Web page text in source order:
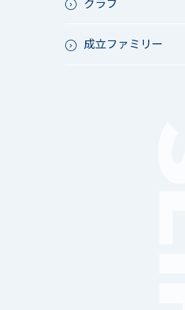
夏フェス
軟式野球
成立ファミリー